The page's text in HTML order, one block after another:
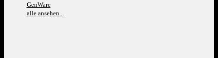
GenWare
alle ansehen...